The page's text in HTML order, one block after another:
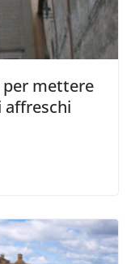
per mettere
affreschi